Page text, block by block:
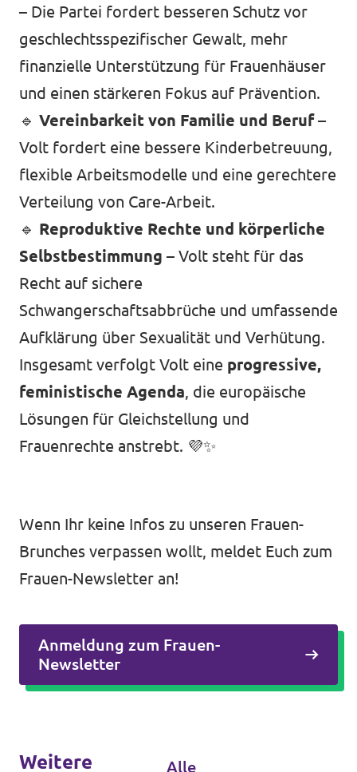
– Die Partei fordert besseren Schutz vor
geschlechtsspezifischer Gewalt, mehr
finanzielle Unterstützung für Frauenhäuser
und einen stärkeren Fokus auf Prävention.
🔹 Vereinbarkeit von Familie und Beruf–
Volt fordert eine bessere Kinderbetreuung,
flexible Arbeitsmodelle und eine gerechtere
Verteilung von Care-Arbeit.
🔹 Reproduktive Rechte und körperliche
Selbstbestimmung – Volt steht für das
Recht auf sichere
Schwangerschaftsabbrüche und umfassende
Aufklärung über Sexualität und Verhütung.
Insgesamt verfolgt Volt eine progressive,
feministische Agenda, die europäische
Lösungen für Gleichstellung und
Frauenrechte anstrebt. 💜✨
Wenn Ihr keine Infos zu unseren Frauen-
Brunches verpassen wollt, meldet Euch zum
Frauen-Newsletter an!
Anmeldung zum Frauen-
Newsletter
Weitere Alle